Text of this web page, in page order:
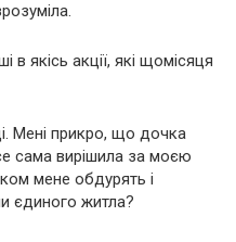
в якісь акції, які щомісяця
Мені прикро, що дочка
сама вирішила за моєю
мене обдурять і
єдиного житла?